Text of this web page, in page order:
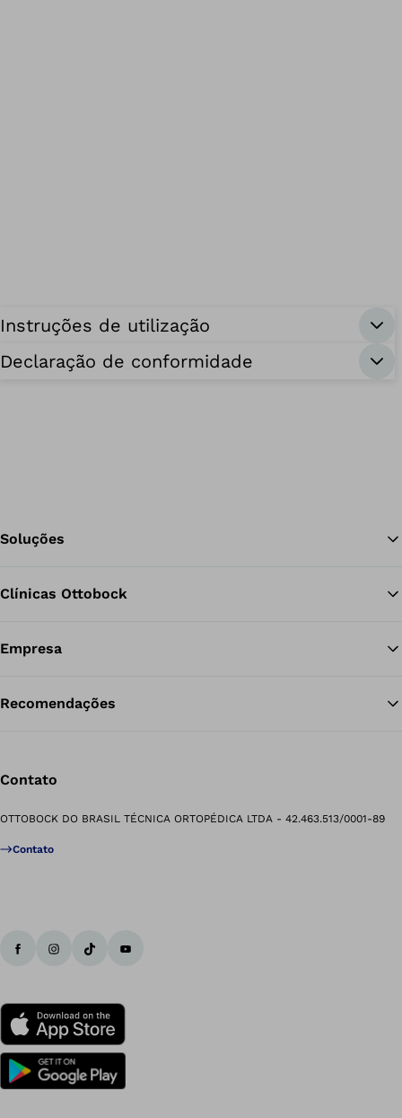
Instruções de utilização
Declaração de conformidade
Soluções
Clínicas Ottobock
Empresa
Recomendações
Contato
OTTOBOCK DO BRASIL TÉCNICA ORTOPÉDICA LTDA - 42.463.513/0001-89
Contato